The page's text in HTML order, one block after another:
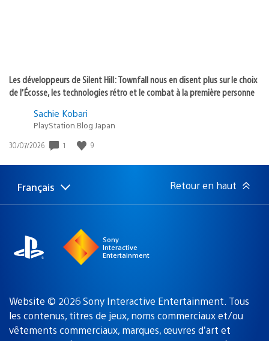
Les développeurs de Silent Hill: Townfall nous en disent plus sur le choix
de l’Écosse, les technologies rétro et le combat à la première personne
Sachie Kobari
PlayStation.Blog Japan
Date
publication
30/07/2026 1 9
Choisir
une
Région
actuelle
Français Retour en haut
Sony
Interactive
Entertainment
Website © 2026 Sony Interactive Entertainment. Tous
les contenus, titres de jeux, noms commerciaux et/ou
vêtements commerciaux, marques, œuvres d’art et